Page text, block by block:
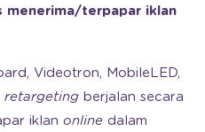
menerima/terpapar iklan
Videotron, MobileLED,
retargeting berjalan secara
iklan online dalam